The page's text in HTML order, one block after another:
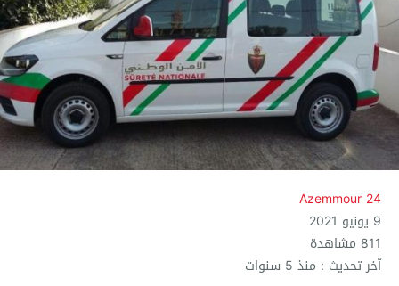
Azemmour 24
9 يونيو 2021
811 مشاهدة
آخر تحديث : منذ 5 سنوات